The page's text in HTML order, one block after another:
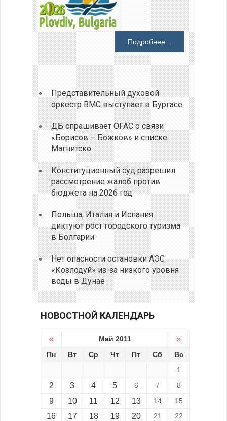
Подробнее...
Представительный духовой
оркестр ВМС выступает в Бургасе
ДБ спрашивает OFAC о связи
«Борисов – Божков» и списке
Магнитско
Конституционный суд разрешил
рассмотрение жалоб против
бюджета на 2026 год
Польша, Италия и Испания
диктуют рост городского туризма
в Болгарии
Нет опасности остановки АЭС
«Козлодуй» из-за низкого уровня
воды в Дунае
НОВОСТНОЙ КАЛЕНДАРЬ
« Май 2011 »
Пн Вт Ср Чт Пт Сб
Вс
1
2 3 4 5 6 7 8
9 10 11 12 13 14 15
16 17 18 19 20 21 22